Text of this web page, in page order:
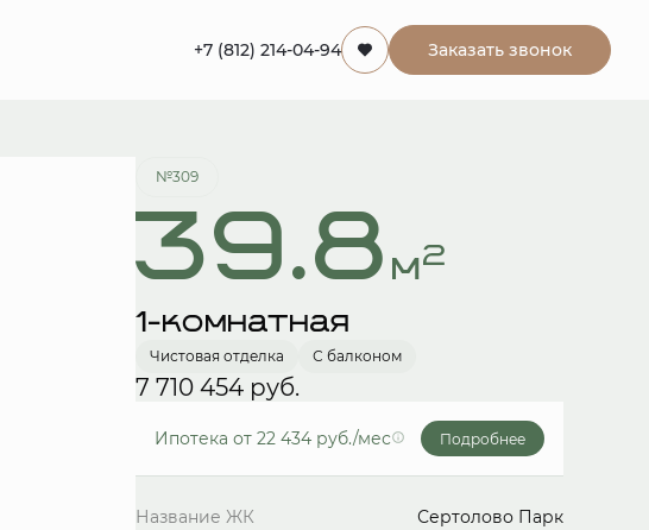
+7 (812) 214-04-94 Заказать звонок
Забронировать
№309
39.8 м2
1-комнатная
Чистовая отделка С балконом
7 710 454 руб.
Ипотека от 22 434 руб./мес Подробнее
Название ЖК
Сертолово Парк